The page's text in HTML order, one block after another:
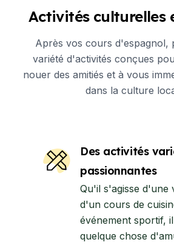
Activités culturelles
Après vos cours d'espagnol,
variété d'activités conçues
nouer des amitiés et à vous
dans la culture
Des activités
passionnantes
Qu'il s'agisse d'une
d'un cours de
événement sportif,
quelque chose